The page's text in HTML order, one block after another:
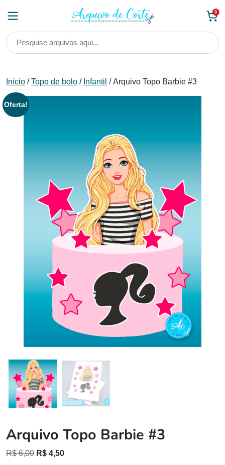
0
Início /Topo de bolo / Infantil / Arquivo Topo Barbie #3
Oferta!
Arquivo Topo Barbie #3
R$6,00 O
R$ 4,50O